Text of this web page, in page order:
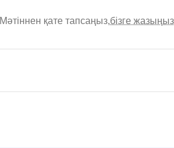
Мәтіннен қате тапсаңыз,бізге жазыңыз